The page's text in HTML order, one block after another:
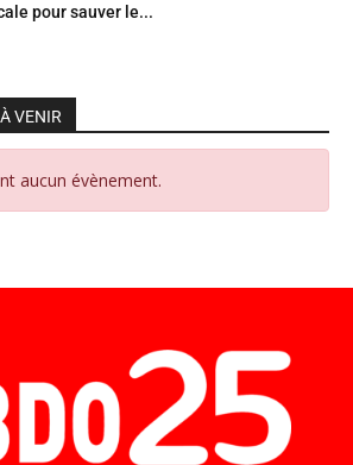
pour sauver le...
VENIR
aucun évènement.